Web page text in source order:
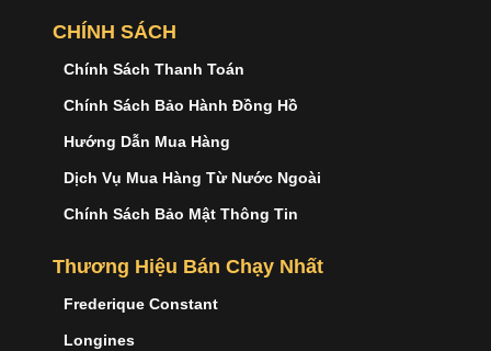
CHÍNH SÁCH
Chính Sách Thanh Toán
Chính Sách Bảo Hành Đồng Hồ
Hướng Dẫn Mua Hàng
Dịch Vụ Mua Hàng Từ Nước Ngoài
Chính Sách Bảo Mật Thông Tin
Thương Hiệu Bán Chạy Nhất
Frederique Constant
Longines